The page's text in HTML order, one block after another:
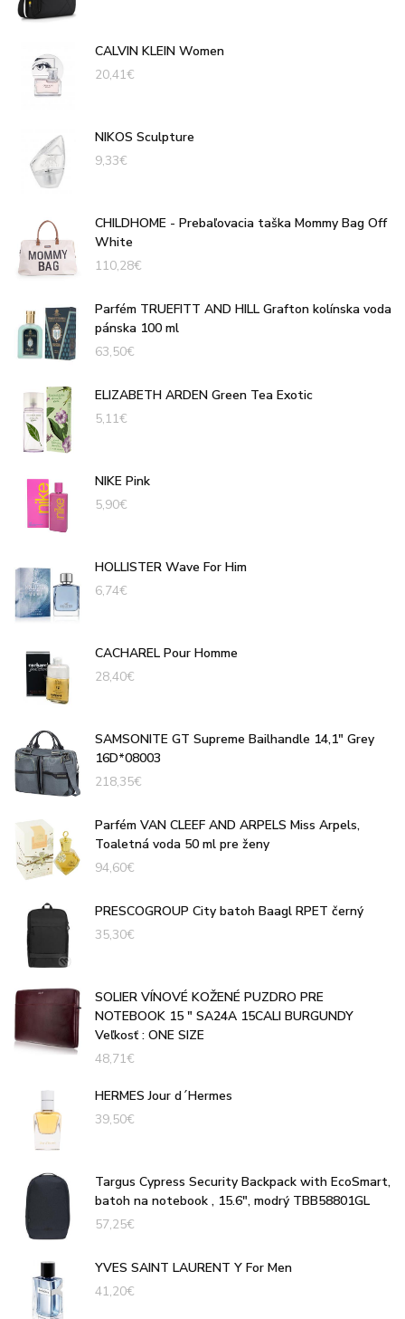
CALVIN KLEIN Women
20,41€
NIKOS Sculpture
9,33€
CHILDHOME - Prebaľovacia taška Mommy Bag Off
White
110,28€
Parfém TRUEFITT AND HILL Grafton kolínska voda
pánska 100 ml
63,50€
ELIZABETH ARDEN Green Tea Exotic
5,11€
NIKE Pink
5,90€
HOLLISTER Wave For Him
6,74€
CACHAREL Pour Homme
28,40€
SAMSONITE GT Supreme Bailhandle 14,1" Grey
16D*08003
218,35€
Parfém VAN CLEEF AND ARPELS Miss Arpels,
Toaletná voda 50 ml pre ženy
94,60€
PRESCOGROUP City batoh Baagl RPET černý
35,30€
SOLIER VÍNOVÉ KOŽENÉ PUZDRO PRE
NOTEBOOK 15 " SA24A 15CALI BURGUNDY
Veľkosť : ONE SIZE
48,71€
HERMES Jour d´Hermes
39,50€
Targus Cypress Security Backpack with EcoSmart,
batoh na notebook , 15.6", modrý TBB58801GL
57,25€
YVES SAINT LAURENT Y For Men
41,20€